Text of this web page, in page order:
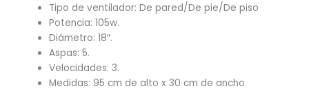
Tipo de ventilador: De pared/De pie/De piso
Potencia: 105w.
Diámetro: 18″.
Aspas: 5.
Velocidades: 3.
Medidas: 95 cm de alto x 30 cm de ancho.